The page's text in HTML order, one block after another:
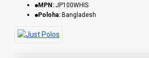
MPN: JP100WHIS
Poloha: Bangladesh